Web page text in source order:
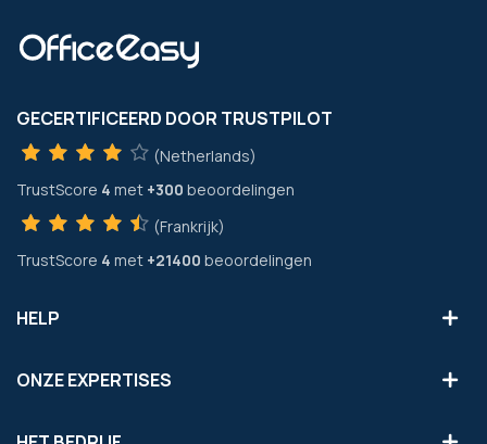
GECERTIFICEERD DOOR TRUSTPILOT
(Netherlands)
TrustScore 4 met +300 beoordelingen
(Frankrijk)
TrustScore 4 met +21400 beoordelingen
HELP
ONZE EXPERTISES